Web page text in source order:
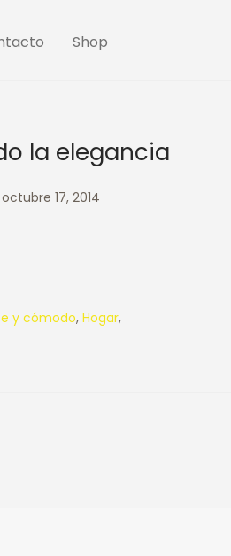
Shop
la elegancia
17, 2014
y cómodo, Hogar,